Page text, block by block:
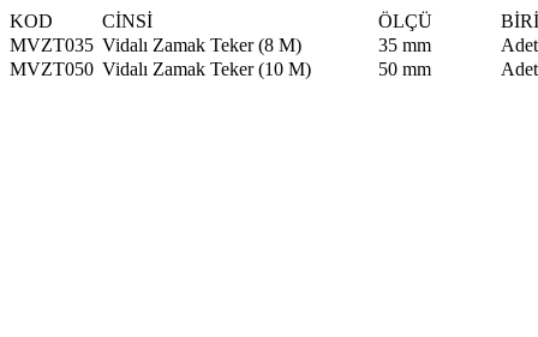
KOD CİNSİ ÖLÇÜ
MVZT035 Vidalı Zamak Teker (8 M) 35 mm
Adet
MVZT050 Vidalı Zamak Teker (10 M) 50 mm Adet